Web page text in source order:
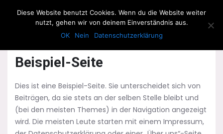
The Howling Men
Beispiel-Seite
Dies ist eine Beispiel-Seite. Sie unterscheidet sich von
Beiträgen, da sie stets an der selben Stelle bleibt und
(bei den meisten Themes) in der Navigation angezeigt
wird. Die meisten Leute starten mit einem Impressum,
Diese Website benutzt Cookies. Wenn du die Website weiter
nutzt, gehen wir von deinem Einverständnis aus.
OK
Nein Datenschutzerklärung